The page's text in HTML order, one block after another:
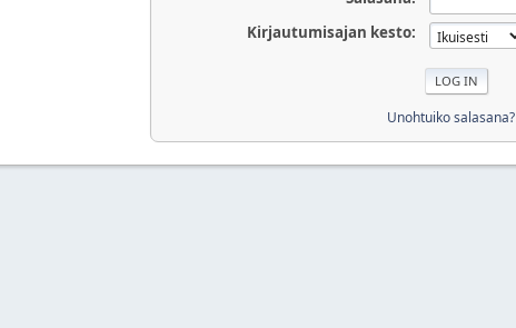
Kirjautumisajan kesto:
Unohtuiko salasana?